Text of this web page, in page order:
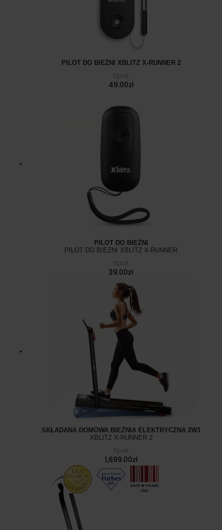
PILOT DO BIEŻNI XBLITZ X-RUNNER 2
Sport
49.00zł
PILOT DO BIEŻNI
PILOT DO BIEŻNI XBLITZ X-RUNNER
Sport
39.00zł
SKŁADANA DOMOWA BIEŻNIA ELEKTRYCZNA 2W1
XBLITZ X-RUNNER 2
Sport
1,699.00zł